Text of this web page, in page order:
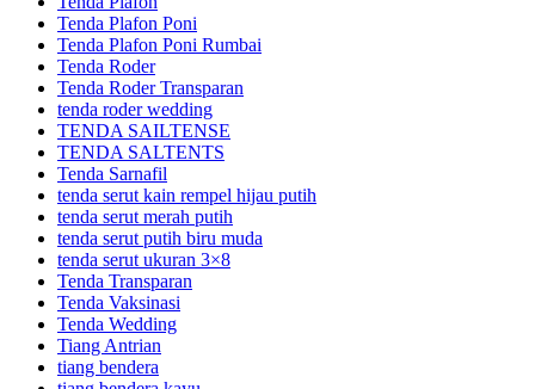
Tenda Plafon Poni
Tenda Plafon Poni Rumbai
Tenda Roder
Tenda Roder Transparan
tenda roder wedding
TENDA SAILTENSE
TENDA SALTENTS
Tenda Sarnafil
tenda serut kain rempel hijau putih
tenda serut merah putih
tenda serut putih biru muda
tenda serut ukuran 3×8
Tenda Transparan
Tenda Vaksinasi
Tenda Wedding
Tiang Antrian
tiang bendera